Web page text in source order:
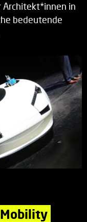
Architekt*innen in
bedeutende
Mobility